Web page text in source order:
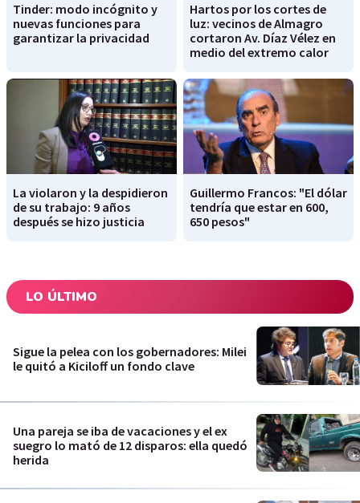
Tinder: modo incógnito y
nuevas funciones para
garantizar la privacidad
Hartos por los cortes de
luz: vecinos de Almagro
cortaron Av. Díaz Vélez en
medio del extremo calor
La violaron y la despidieron
de su trabajo: 9 años
después se hizo justicia
Guillermo Francos: "El dólar
tendría que estar en 600,
650 pesos"
LO ÚLTIMO
Sigue la pelea con los gobernadores: Milei
le quitó a Kiciloff un fondo clave
Una pareja se iba de vacaciones y el ex
suegro lo mató de 12 disparos: ella quedó
herida